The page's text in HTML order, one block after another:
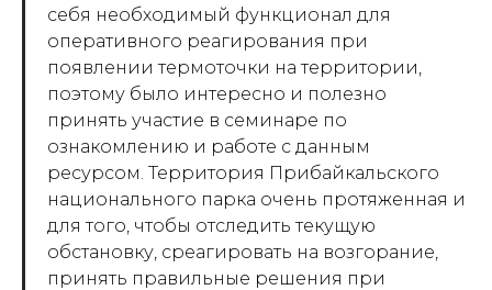
себя необходимый функционал для
оперативного реагирования при
появлении термоточки на территории,
поэтому было интересно и полезно
принять участие в семинаре по
ознакомлению и работе с данным
ресурсом. Территория Прибайкальского
национального парка очень протяженная и
для того, чтобы отследить текущую
обстановку, среагировать на возгорание,
принять правильные решения при